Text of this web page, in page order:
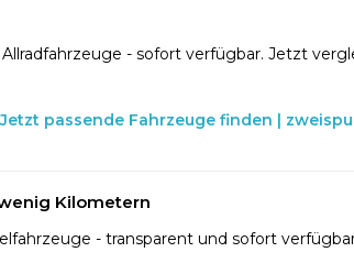
- sofort verfügbar. Jetzt
passende Fahrzeuge finden |
Kilometern
- transparent und sofort